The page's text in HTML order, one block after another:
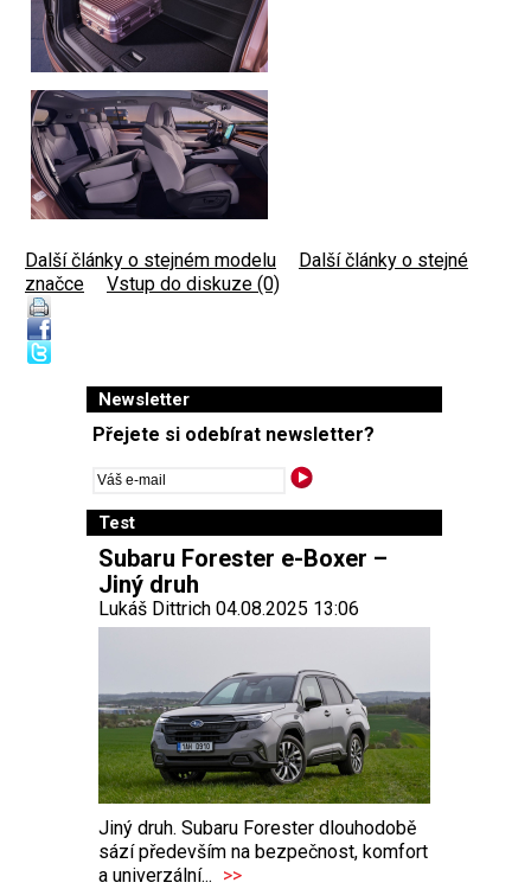
Další články o stejném modelu
Další články o stejné
značce
Vstup do diskuze (0)
Newsletter
Přejete si odebírat newsletter?
Test
Subaru Forester e-Boxer –
Jiný druh
Lukáš Dittrich 04.08.2025 13:06
Jiný druh. Subaru Forester dlouhodobě
sází především na bezpečnost, komfort
a univerzální... >>